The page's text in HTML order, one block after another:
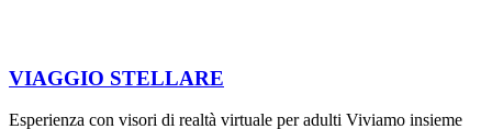
VIAGGIO STELLARE
Esperienza con visori di realtà virtuale per adulti Viviamo insieme